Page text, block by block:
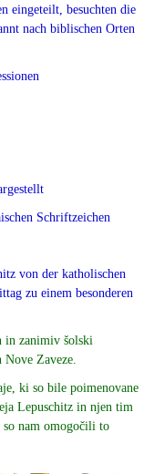
eingeteilt, besuchten die
nach biblischen Orten
Schriftzeichen
von der katholischen
zu einem besonderen
in zanimiv šolski
Zaveze.
ki so bile poimenovane
Lepuschitz in njen tim
nam omogočili to